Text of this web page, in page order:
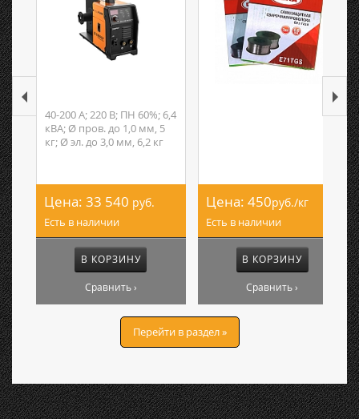
40-200 А; 220 В; ПН 60%; 6,4
кВА; Ø пров. до 1,0 мм, 5
кг; Ø эл. до 3,0 мм, 6,2 кг
Цена: 33 540 руб.
Есть в наличии
В КОРЗИНУ
Сравнить ›
Цена: 450руб./кг
Есть в наличии
В КОРЗИНУ
Сравнить ›
Перейти в раздел »